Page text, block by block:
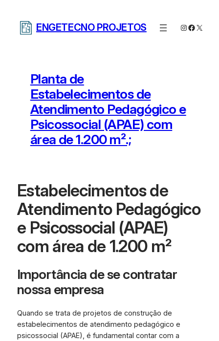
ENGETECNO PROJETOS Instagram
X
Planta de
Estabelecimentos de
Atendimento Pedagógico e
Psicossocial (APAE) com
área de 1.200 m².;
Estabelecimentos de
Atendimento Pedagógico
e Psicossocial (APAE)
com área de 1.200 m²
Importância de se contratar
nossa empresa
Quando se trata de projetos de construção de
estabelecimentos de atendimento pedagógico e
psicossocial (APAE), é fundamental contar com a